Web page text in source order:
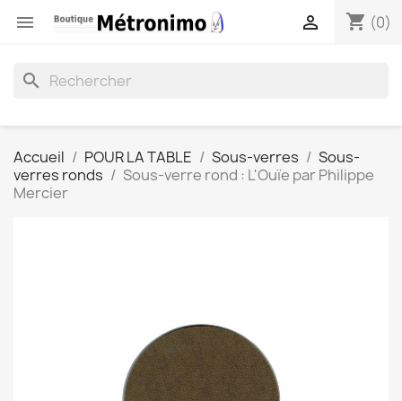
 shopping_cart (0)

search
Accueil POUR LA TABLE Sous-verres
Sous-
verres ronds
Sous-verre rond : L'Ouïe par Philippe
Mercier